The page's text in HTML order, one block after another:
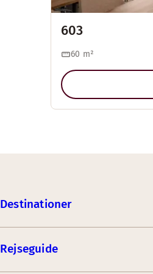
603
60 m²
Destinationer
Rejseguide